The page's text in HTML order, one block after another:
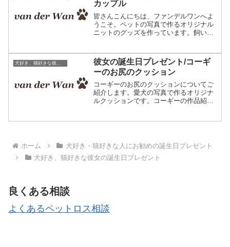
カップル
皆さんこんにちは、ファンデルワンへよ
うこそ。ペットの写真で作るオリジナル
ニットのグッズを作っています。飼い主
はありますか？私は嫌いなものはほとん
ど無いのですが、ただ激...
犬好き、猫好きな彼女の誕生日プレゼント
彼女の誕生日プレゼント/コーギ
ーのお尻のクッション
コーギーのお尻のクッションについてご
紹介します。愛犬の写真で作るオリジナ
ルクッションです。コーギーの作品紹介
ホーム
犬好き・猫好きな人にお勧めの誕生日プレゼント
犬好き、猫好きな彼女の誕生日プレゼント
良くある相談
よくあるペットロス相談